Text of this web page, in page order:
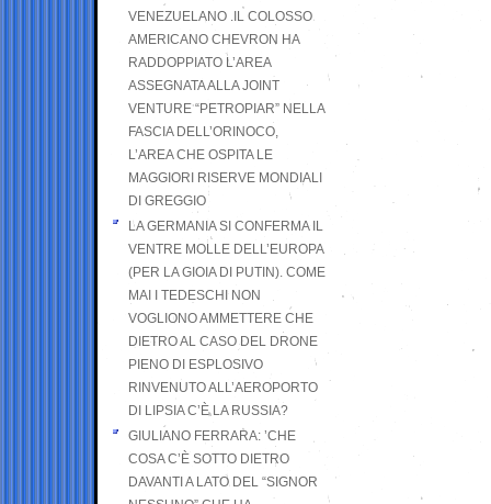
VENEZUELANO .IL COLOSSO
AMERICANO CHEVRON HA
RADDOPPIATO L’AREA
ASSEGNATA ALLA JOINT
VENTURE “PETROPIAR” NELLA
FASCIA DELL’ORINOCO,
L’AREA CHE OSPITA LE
MAGGIORI RISERVE MONDIALI
DI GREGGIO
LA GERMANIA SI CONFERMA IL
VENTRE MOLLE DELL’EUROPA
(PER LA GIOIA DI PUTIN). COME
MAI I TEDESCHI NON
VOGLIONO AMMETTERE CHE
DIETRO AL CASO DEL DRONE
PIENO DI ESPLOSIVO
RINVENUTO ALL’AEROPORTO
DI LIPSIA C’È LA RUSSIA?
GIULIANO FERRARA: ’CHE
COSA C’È SOTTO DIETRO
DAVANTI A LATO DEL “SIGNOR